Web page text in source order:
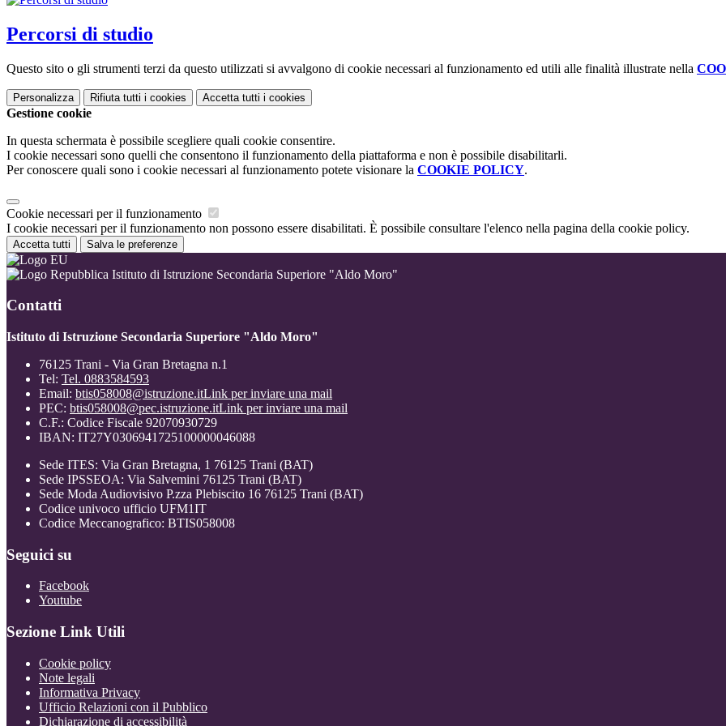
Percorsi di studio
Questo sito o gli strumenti terzi da questo utilizzati si avvalgono di cookie necessari al funzionamento ed utili alle finalità illustrate nella
Personalizza Rifiuta tutti i cookies Accetta tutti i cookies
Gestione cookie
In questa schermata è possibile scegliere quali cookie consentire.
I cookie necessari sono quelli che consentono il funzionamento della piattaforma e non è possibile disabilitarli.
Per conoscere quali sono i cookie necessari al funzionamento potete visionare la COOKIE POLICY.
Cookie necessari per il funzionamento
I cookie necessari per il funzionamento non possono essere disabilitati. È possibile consultare l'elenco nella pagina della cookie policy.
Accetta tutti Salva le preferenze
Istituto di Istruzione Secondaria Superiore "Aldo Moro"
Contatti
Istituto di Istruzione Secondaria Superiore "Aldo Moro"
76125 Trani - Via Gran Bretagna n.1
Tel: Tel. 0883584593
Email: btis058008@istruzione.itLink per inviare una mail
PEC: btis058008@pec.istruzione.itLink per inviare una mail
C.F.: Codice Fiscale 92070930729
IBAN: IT27Y0306941725100000046088
Sede ITES: Via Gran Bretagna, 1 76125 Trani (BAT)
Sede IPSSEOA: Via Salvemini 76125 Trani (BAT)
Sede Moda Audiovisivo P.zza Plebiscito 16 76125 Trani (BAT)
Codice univoco ufficio UFM1IT
Codice Meccanografico: BTIS058008
Seguici su
Facebook
Youtube
Sezione Link Utili
Cookie policy
Note legali
Informativa Privacy
Ufficio Relazioni con il Pubblico
Dichiarazione di accessibilità